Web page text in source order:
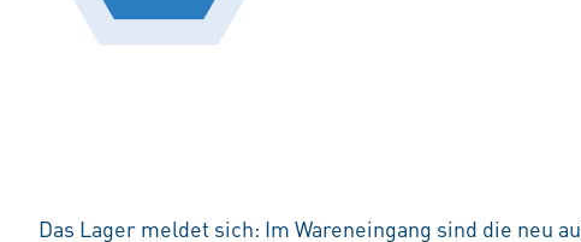
Das Lager meldet sich: Im Wareneingang sind die neu